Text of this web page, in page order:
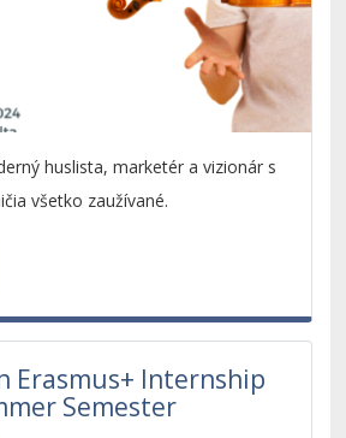
huslista, marketér a vizionár s
všetko zaužívané.
Erasmus+ Internship
Semester